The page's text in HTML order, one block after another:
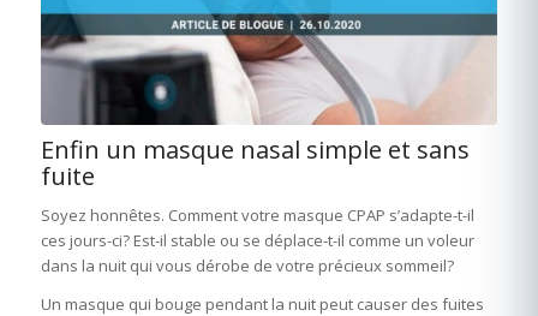
Enfin un masque nasal simple et sans
fuite
Soyez honnêtes. Comment votre masque CPAP s’adapte-t-il
ces jours-ci? Est-il stable ou se déplace-t-il comme un voleur
dans la nuit qui vous dérobe de votre précieux sommeil?
Un masque qui bouge pendant la nuit peut causer des fuites